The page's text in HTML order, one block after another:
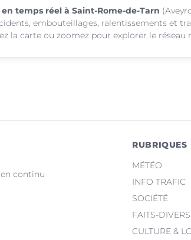
temps réel à Saint-Rome-de-Tarn
embouteillages, ralentissements et
la carte ou zoomez pour explorer le réseau
continu
RUBRIQUES
MÉTÉO
INFO TRAFIC
SOCIÉTÉ
FAITS-
CULTURE &